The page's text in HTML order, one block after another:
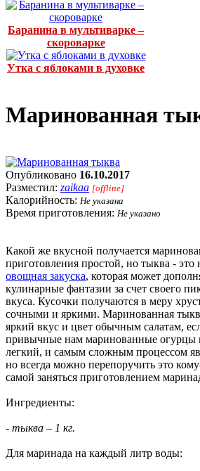
Баранина в мультиварке –
скороварке
Утка с яблоками в духовке
Маринованная
Опубликовано 16.10.2017
Разместил: zaikaa [offline]
Калорийность: Не указана
Время приготовления: Не указано
Какой же вкусной получается
приготовления простой, но тыква - это
овощная закуска, которая может
кулинарные фантазии за счет своего
вкуса. Кусочки получаются в меру
сочными и яркими. Маринованная
яркий вкус и цвет обычным салатам,
привычные нам маринованные огурцы
легкий, и самым сложным процессом
но всегда можно перепоручить это
самой заняться приготовлением
Ингредиенты:
- тыква – 1 кг.
Для маринада на каждый литр воды: